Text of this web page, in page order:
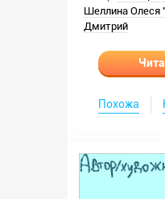
Шеллина Олеся
Дмитрий
Похожа